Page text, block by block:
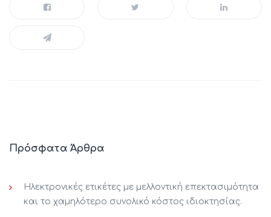
Πρόσφατα Άρθρα
Ηλεκτρονικές ετικέτες με μελλοντική επεκτασιμότητα
και το χαμηλότερο συνολικό κόστος ιδιοκτησίας.